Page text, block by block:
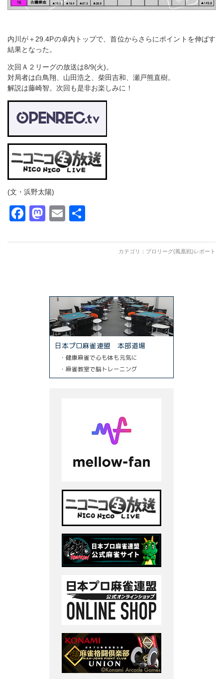
内川が＋29.4Pの卓内トップで、首位からさらにポイントを伸ばす
結果となった。
次回Ａ２リーグの放送は8/9(火)。
対局者は白鳥翔、山田浩之、柴田吉和、瀬戸熊直樹。
解説は藤崎智。次回も是非お楽しみに！
(文・浜野太陽)
Facebook
Mastodon
Email
カテゴリ： プロリーグ(鳳凰戦)レポート
日本プロ麻雀連盟 本部道場
・健康麻雀で心も体も元気に
・麻雀教室で脳トレーニング